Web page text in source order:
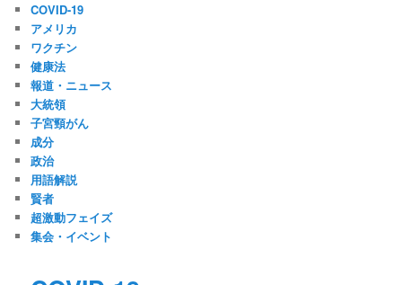
COVID-19
アメリカ
ワクチン
健康法
報道・ニュース
大統領
子宮頸がん
成分
政治
用語解説
賢者
超激動フェイズ
集会・イベント